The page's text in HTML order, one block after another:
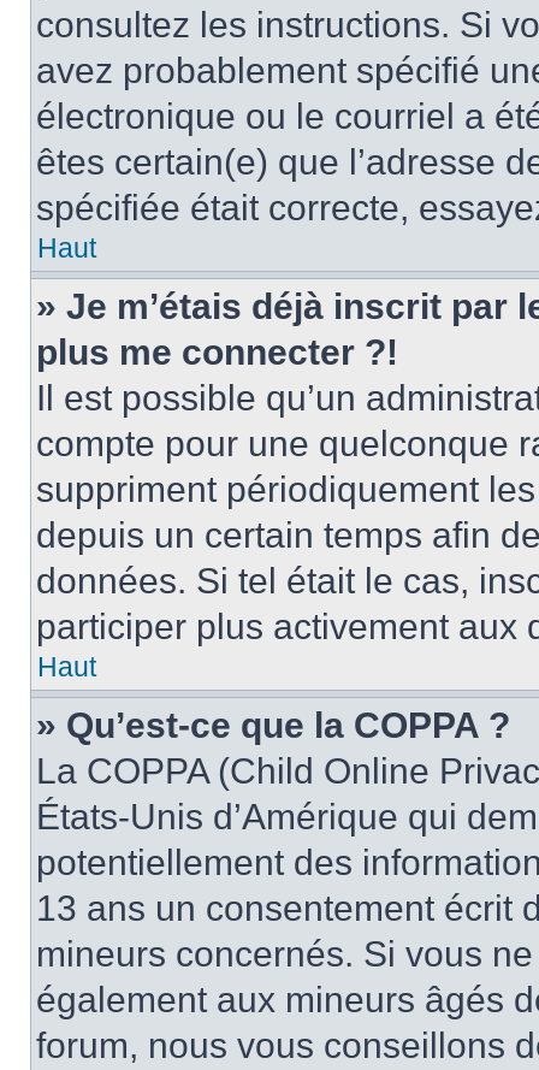
consultez les instructions. Si
avez probablement spécifié
électronique ou le courriel a
êtes certain(e) que l’adresse
spécifiée était correcte,
Haut
» Je m’étais déjà inscrit par
plus me connecter ?!
Il est possible qu’un
compte pour une quelconque
suppriment périodiquement
depuis un certain temps afin
données. Si tel était le cas,
participer plus activement aux
Haut
» Qu’est-ce que la COPPA ?
La COPPA (Child Online
États-Unis d’Amérique qui
potentiellement des
13 ans un consentement écrit
mineurs concernés. Si vous
également aux mineurs âgés
forum, nous vous conseillons